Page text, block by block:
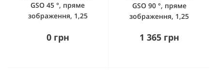
GSO 45 °, пряме
зображення, 1,25
0 грн
GSO 90 °, пряме
зображення, 1,25
1 365 грн